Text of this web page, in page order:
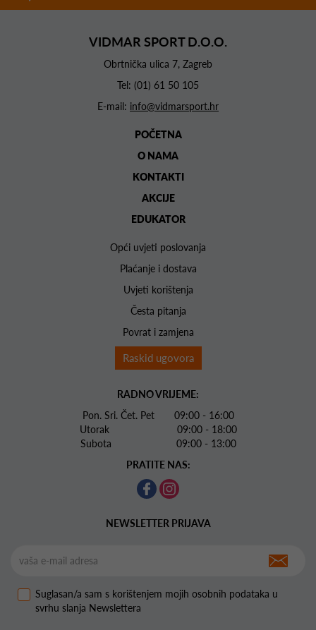
VIDMAR SPORT D.O.O.
Obrtnička ulica 7, Zagreb
Tel: (01) 61 50 105
E-mail: info@vidmarsport.hr
POČETNA
O NAMA
KONTAKTI
AKCIJE
EDUKATOR
Opći uvjeti poslovanja
Plaćanje i dostava
Uvjeti korištenja
Česta pitanja
Povrat i zamjena
Raskid ugovora
RADNO VRIJEME:
Pon. Sri. Čet. Pet 09:00 - 16:00
Utorak 09:00 - 18:00
Subota 09:00 - 13:00
PRATITE NAS:
NEWSLETTER PRIJAVA
Suglasan/a sam s korištenjem mojih osobnih podataka u
svrhu slanja Newslettera